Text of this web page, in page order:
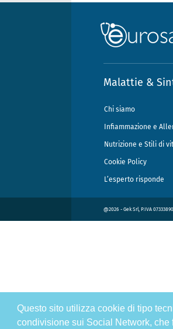
Questo sito utilizza cookie di tipo
condivisione sui Social Network,
Malattie &
Chi siamo
Infiammazione e
Nutrizione e Stili di
Cookie Policy
L’esperto risponde
@2026 - Gek Srl, P.IVA